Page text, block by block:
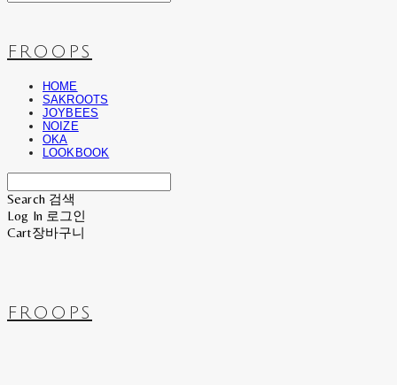
FROOPS
HOME
SAKROOTS
JOYBEES
NOIZE
OKA
LOOKBOOK
Search 검색
Log In 로그인
Cart장바구니
FROOPS